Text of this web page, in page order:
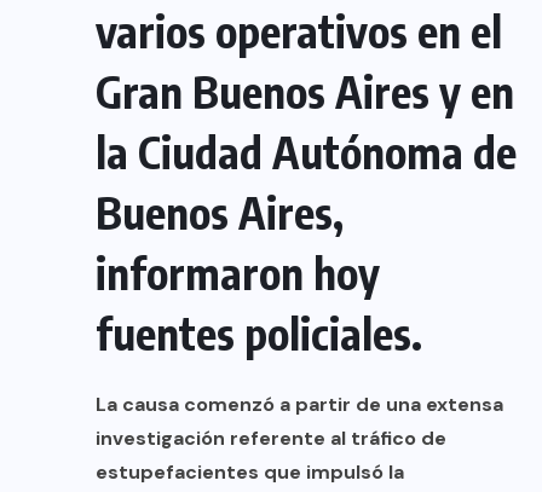
varios operativos en el
Gran Buenos Aires y en
la Ciudad Autónoma de
Buenos Aires,
informaron hoy
fuentes policiales.
La causa comenzó a partir de una extensa
investigación referente al tráfico de
estupefacientes que impulsó la